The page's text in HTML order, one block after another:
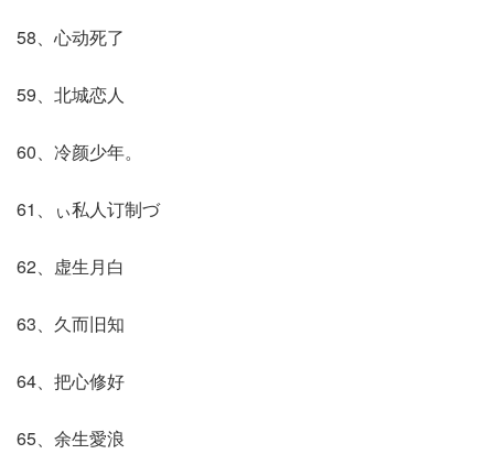
58、心动死了
59、北城恋人
60、冷颜少年。
61、ぃ私人订制づ
62、虚生月白
63、久而旧知
64、把心修好
65、余生愛浪